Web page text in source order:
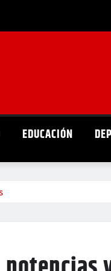
EDUCACIÓN